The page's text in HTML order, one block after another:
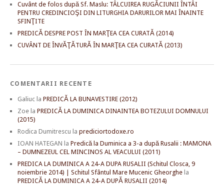
Cuvânt de folos după Sf. Maslu: TÂLCUIREA RUGĂCIUNII ÎNTÂI
PENTRU CREDINCIOŞI DIN LITURGHIA DARURILOR MAI ÎNAINTE
SFINŢITE
PREDICĂ DESPRE POST ÎN MARŢEA CEA CURATĂ (2014)
CUVÂNT DE ÎNVĂŢĂTURĂ ÎN MARŢEA CEA CURATĂ (2013)
COMENTARII RECENTE
Galiuc la PREDICĂ LA BUNAVESTIRE (2012)
Zoe la PREDICĂ LA DUMINICA DINAINTEA BOTEZULUI DOMNULUI
(2015)
Rodica Dumitrescu la prediciortodoxe.ro
IOAN HATEGAN la Predică la Duminica a 3-a după Rusalii : MAMONA
– DUMNEZEUL CEL MINCINOS AL VEACULUI (2011)
PREDICA LA DUMINICA A 24-A DUPA RUSALII (Schitul Closca, 9
noiembrie 2014) | Schitul Sfântul Mare Mucenic Gheorghe la
PREDICĂ LA DUMINICA A 24-A DUPĂ RUSALII (2014)